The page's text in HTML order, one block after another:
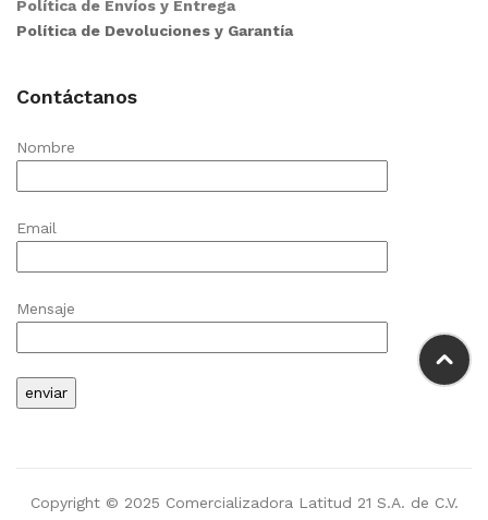
Política de Envíos y Entrega
Política de Devoluciones y Garantía
Contáctanos
Nombre
Email
Mensaje
Copyright © 2025 Comercializadora Latitud 21 S.A. de C.V.